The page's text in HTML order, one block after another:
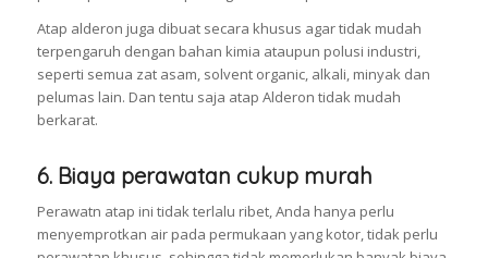
Atap alderon juga dibuat secara khusus agar tidak mudah
terpengaruh dengan bahan kimia ataupun polusi industri,
seperti semua zat asam, solvent organic, alkali, minyak dan
pelumas lain. Dan tentu saja atap Alderon tidak mudah
berkarat.
6. Biaya perawatan cukup murah
Perawatn atap ini tidak terlalu ribet, Anda hanya perlu
menyemprotkan air pada permukaan yang kotor, tidak perlu